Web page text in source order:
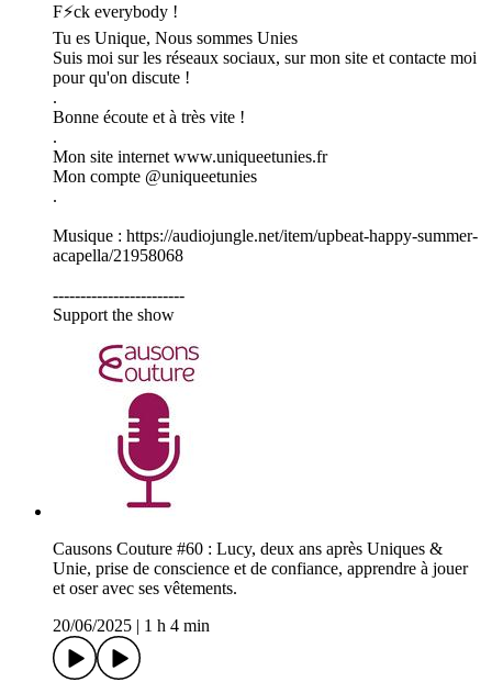
F⚡ck everybody !
Tu es Unique, Nous sommes Unies
Suis moi sur les réseaux sociaux, sur mon site et contacte moi
pour qu'on discute !
.
Bonne écoute et à très vite !
.
Mon site internet www.uniqueetunies.fr
Mon compte @uniqueetunies
.
Musique : https://audiojungle.net/item/upbeat-happy-summer-
acapella/21958068
------------------------
Support the show
Causons Couture #60 : Lucy, deux ans après Uniques &
Unie, prise de conscience et de confiance, apprendre à jouer
et oser avec ses vêtements.
20/06/2025
1 h 4 min